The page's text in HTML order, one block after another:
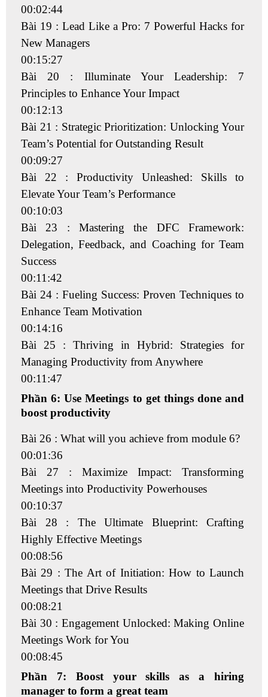
00:02:44
Bài 19 : Lead Like a Pro: 7 Powerful Hacks for
New Managers
00:15:27
Bài 20 : Illuminate Your Leadership: 7
Principles to Enhance Your Impact
00:12:13
Bài 21 : Strategic Prioritization: Unlocking Your
Team’s Potential for Outstanding Result
00:09:27
Bài 22 : Productivity Unleashed: Skills to
Elevate Your Team’s Performance
00:10:03
Bài 23 : Mastering the DFC Framework:
Delegation, Feedback, and Coaching for Team
Success
00:11:42
Bài 24 : Fueling Success: Proven Techniques to
Enhance Team Motivation
00:14:16
Bài 25 : Thriving in Hybrid: Strategies for
Managing Productivity from Anywhere
00:11:47
Phần 6: Use Meetings to get things done and
boost productivity
Bài 26 : What will you achieve from module 6?
00:01:36
Bài 27 : Maximize Impact: Transforming
Meetings into Productivity Powerhouses
00:10:37
Bài 28 : The Ultimate Blueprint: Crafting
Highly Effective Meetings
00:08:56
Bài 29 : The Art of Initiation: How to Launch
Meetings that Drive Results
00:08:21
Bài 30 : Engagement Unlocked: Making Online
Meetings Work for You
00:08:45
Phần 7: Boost your skills as a hiring
manager to form a great team